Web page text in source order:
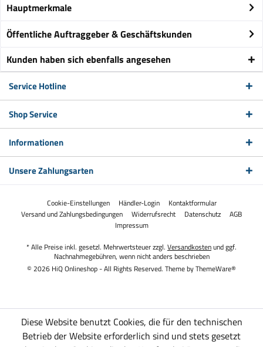
Hauptmerkmale
Öffentliche Auftraggeber & Geschäftskunden
Kunden haben sich ebenfalls angesehen
Service Hotline
Shop Service
Informationen
Unsere Zahlungsarten
Cookie-Einstellungen Händler-Login
Kontaktformular
Versand und Zahlungsbedingungen
Widerrufsrecht Datenschutz
AGB
Impressum
* Alle Preise inkl. gesetzl. Mehrwertsteuer zzgl. Versandkostenund ggf.
Nachnahmegebühren, wenn nicht anders beschrieben
© 2026 HiQ Onlineshop - All Rights Reserved. Theme byThemeWare®
Diese Website benutzt Cookies, die für den technischen
Betrieb der Website erforderlich sind und stets gesetzt